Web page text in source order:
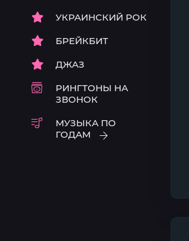
УКРАИНСКИЙ РОК
БРЕЙКБИТ
ДЖАЗ
РИНГТОНЫ НА
ЗВОНОК
МУЗЫКА ПО
ГОДАМ